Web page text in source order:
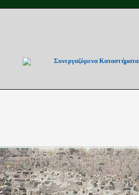
Συνεργαζόμενα Καταστήματα